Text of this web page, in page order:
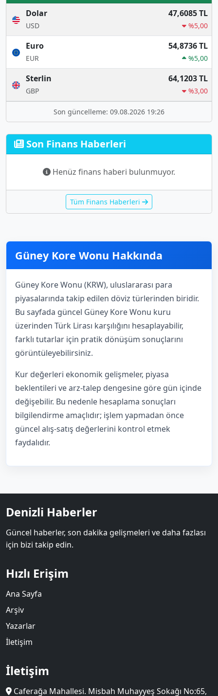
Dolar
USD
47,6085 TL
%5,00
Euro
EUR
54,8736 TL
%5,00
Sterlin
GBP
64,1203 TL
%3,00
Son güncelleme: 09.08.2026 19:26
Son Finans Haberleri
Henüz finans haberi bulunmuyor.
Tüm Finans Haberleri
Güney Kore Wonu Hakkında
Güney Kore Wonu (KRW), uluslararası para
piyasalarında takip edilen döviz türlerinden biridir.
Bu sayfada güncel Güney Kore Wonu kuru
üzerinden Türk Lirası karşılığını hesaplayabilir,
farklı tutarlar için pratik dönüşüm sonuçlarını
görüntüleyebilirsiniz.
Kur değerleri ekonomik gelişmeler, piyasa
beklentileri ve arz-talep dengesine göre gün içinde
değişebilir. Bu nedenle hesaplama sonuçları
bilgilendirme amaçlıdır; işlem yapmadan önce
güncel alış-satış değerlerini kontrol etmek
faydalıdır.
Denizli Haberler
Güncel haberler, son dakika gelişmeleri ve daha fazlası
için bizi takip edin.
Hızlı Erişim
Ana Sayfa
Arşiv
Yazarlar
İletişim
İletişim
Caferağa Mahallesi. Misbah Muhayyeş Sokağı No:65,